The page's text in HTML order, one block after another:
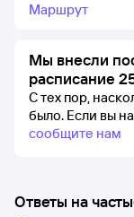
Маршрут
Мы внесли
расписание
С тех пор,
было. Если вы
сообщите нам
Ответы на